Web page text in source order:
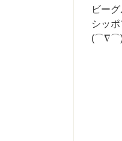
ビー
シッ
(⌒∇⌒)